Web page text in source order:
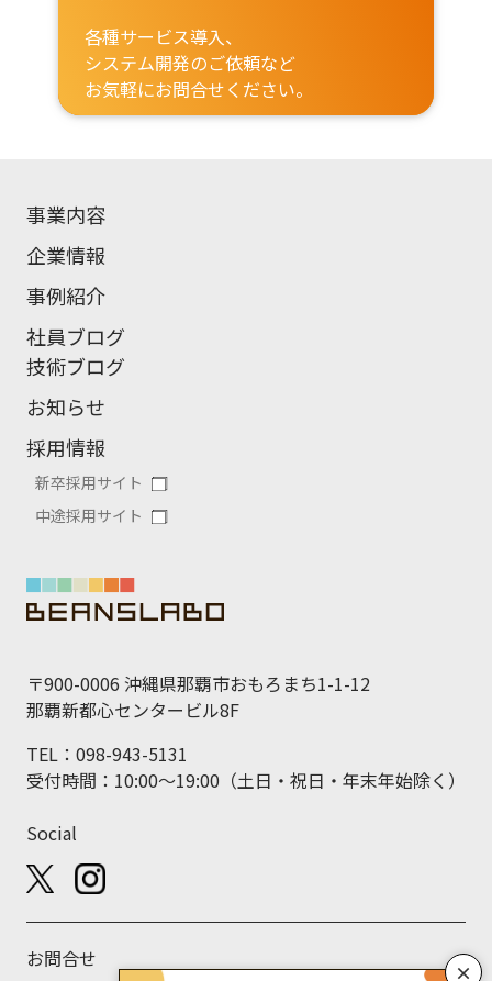
×
各種サービス導入、
システム開発のご依頼など
お気軽にお問合せください。
事業内容
企業情報
事例紹介
社員ブログ
技術ブログ
お知らせ
採用情報
新卒採用サイト
中途採用サイト
〒900-0006 沖縄県那覇市おもろまち1-1-12
那覇新都心センタービル8F
TEL：098-943-5131
受付時間：10:00～19:00（土日・祝日・年末年始除く）
Social
お問合せ